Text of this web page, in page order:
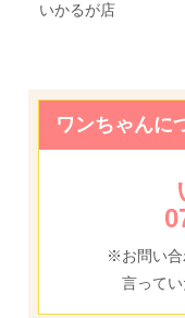
いかるが店
ワンちゃんに
※お問い合
言ってい